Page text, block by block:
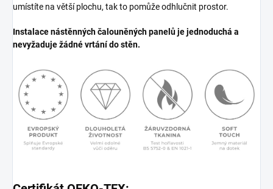
umístíte na větší plochu, tak to pomůže odhlučnit prostor.
Instalace nástěnných čalouněných panelů je jednoduchá a
nevyžaduje žádné vrtání do stěn.